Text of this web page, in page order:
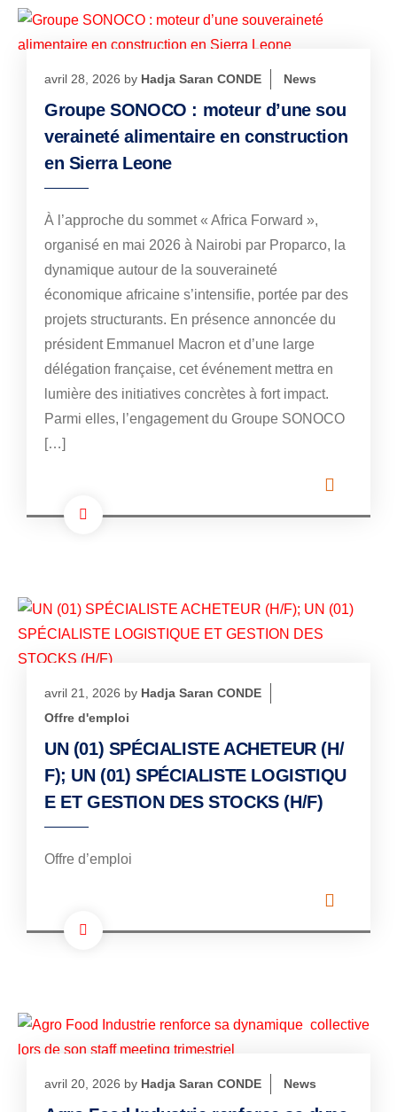
avril 28, 2026 by Hadja Saran CONDE News
Groupe SONOCO : moteur d’une sou
veraineté alimentaire en construction
en Sierra Leone
À l’approche du sommet « Africa Forward »,
organisé en mai 2026 à Nairobi par Proparco, la
dynamique autour de la souveraineté
économique africaine s’intensifie, portée par des
projets structurants. En présence annoncée du
président Emmanuel Macron et d’une large
délégation française, cet événement mettra en
lumière des initiatives concrètes à fort impact.
Parmi elles, l’engagement du Groupe SONOCO
[…]
avril 21, 2026 by Hadja Saran CONDE
Offre d'emploi
UN (01) SPÉCIALISTE ACHETEUR (H/
F); UN (01) SPÉCIALISTE LOGISTIQU
E ET GESTION DES STOCKS (H/F)
Offre d’emploi
avril 20, 2026 by Hadja Saran CONDE News